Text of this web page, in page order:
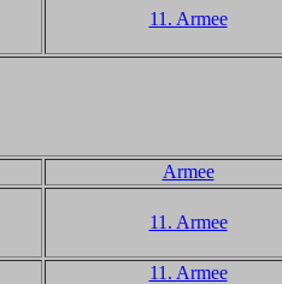
11. Armee
Armee
11. Armee
11. Armee